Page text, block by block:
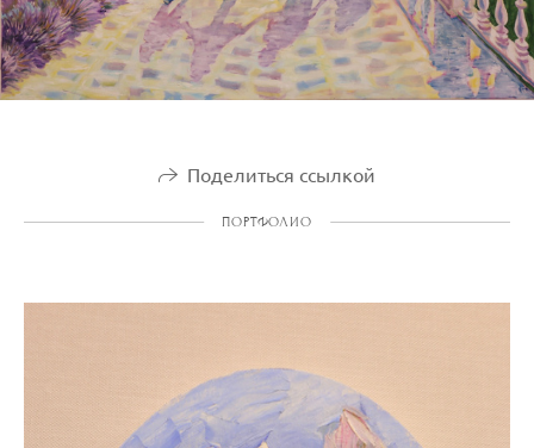
Поделиться ссылкой
ПОРТФОЛИО